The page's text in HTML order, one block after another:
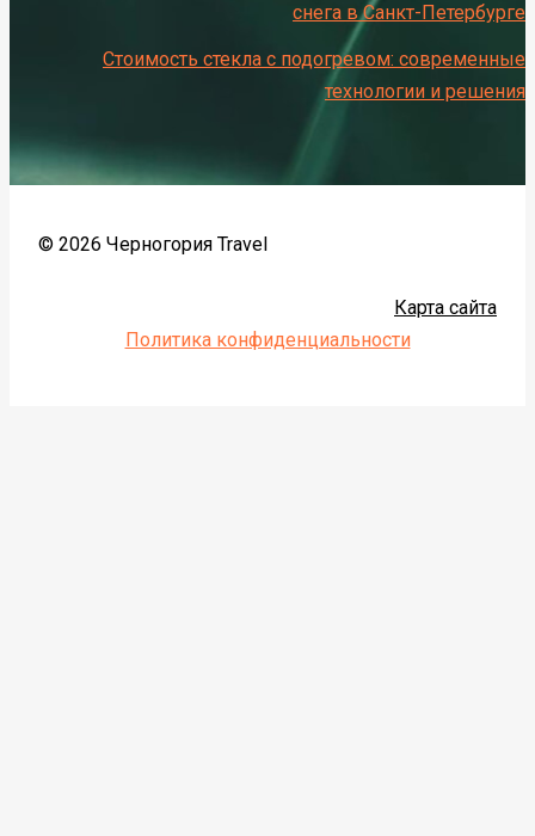
снега в Санкт-Петербурге
Стоимость стекла с подогревом: современные
технологии и решения
© 2026 Черногория Travel
Карта сайта
Политика конфиденциальности